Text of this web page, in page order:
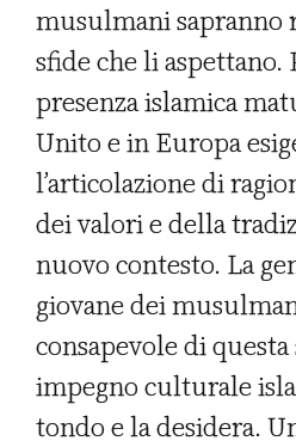
musulmani sapranno
sfide che li
presenza islamica
Unito e in Europa
l’articolazione di
dei valori e della
nuovo contesto. La
giovane dei
consapevole di
impegno culturale
tondo e la desidera.